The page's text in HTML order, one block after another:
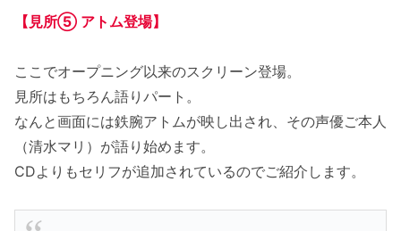
【見所⑤ アトム登場】
ここでオープニング以来のスクリーン登場。
見所はもちろん語りパート。
なんと画面には鉄腕アトムが映し出され、その声優ご本人
（清水マリ）が語り始めます。
CDよりもセリフが追加されているのでご紹介します。